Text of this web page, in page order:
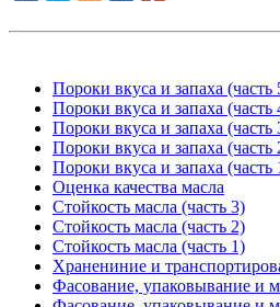
Пороки вкуса и запаха (часть
Пороки вкуса и запаха (часть
Пороки вкуса и запаха (часть
Пороки вкуса и запаха (часть
Пороки вкуса и запаха (часть
Оценка качества масла
Стойкость масла (часть 3)
Стойкость масла (часть 2)
Стойкость масла (часть 1)
Хранениние и
Фасование, упаковывание и